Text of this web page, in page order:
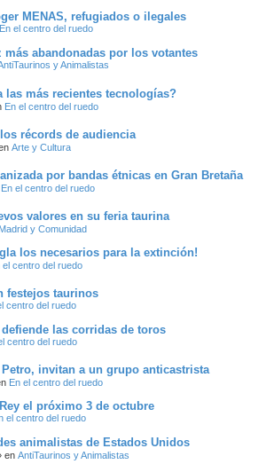
MENAS, refugiados o ilegales
En el centro del ruedo
abandonadas por los votantes
y Animalistas
las más recientes tecnologías?
En el centro del ruedo
récords de audiencia
Arte y Cultura
por bandas étnicas en Gran Bretaña
En el centro del ruedo
valores en su feria taurina
Madrid y Comunidad
los necesarios para la extinción!
el centro del ruedo
festejos taurinos
centro del ruedo
las corridas de toros
centro del ruedo
invitan a un grupo anticastrista
En el centro del ruedo
el próximo 3 de octubre
el centro del ruedo
animalistas de Estados Unidos
en AntiTaurinos y Animalistas